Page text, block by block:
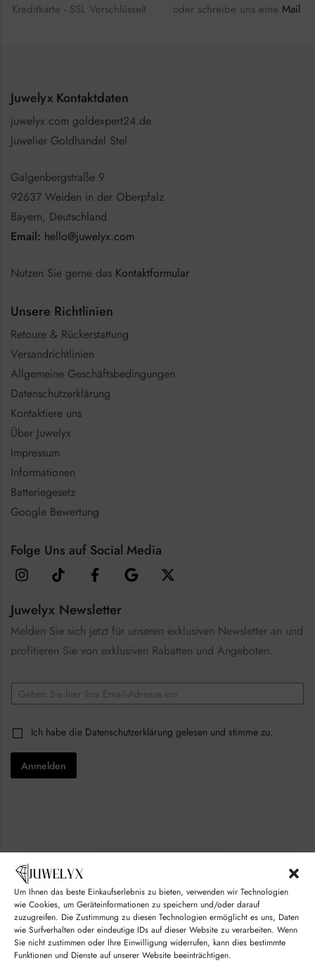
Um Ihnen das beste Einkaufserlebnis zu bieten, verwenden wir Technologien
wie Cookies, um Geräteinformationen zu speichern und/oder darauf
zuzugreifen. Die Zustimmung zu diesen Technologien ermöglicht es uns, Daten
wie Surfverhalten oder eindeutige IDs auf dieser Website zu verarbeiten. Wenn
Sie nicht zustimmen oder Ihre Einwilligung widerrufen, kann dies bestimmte
Funktionen und Dienste auf unserer Website beeinträchtigen.
Kreditkarte - SSL Verschlüsselt
oder schreibe uns eine Mail
Juwelyx Kontaktdaten
juwelyx.com goldexpert24.de
Juwelier Goldhandel Stel
Galgenbergstraße 9
92637 Weiden in der Oberpfalz
Bayern, Deutschland
Email: hello@juwelyx.com
Nutzen Sie gerne das Kontaktformular
Unsere Richtlinien
Retoure & Rückerstattung
Versandrichtlinien
Allgemeine Geschäftsbedingungen
Datenschutzerklärung
Kontaktiere uns
Über Juwelyx
Impressum
Informationen
Batteriegesetz
Google Bewertung
Folge Uns auf Social Media
Juwelyx Newsletter
Melden Sie sich jetzt für unseren exklusiven Newsletter an und
profitieren Sie von exklusiven Rabatten und Angeboten.
h
c
k
b
x
E
m
lC
h
e
k
*
Ich habe die Datenschutzerklärung gelesen und stimme zu.
Anmelden
© juwelyx.com
by„Moisha“und„David“